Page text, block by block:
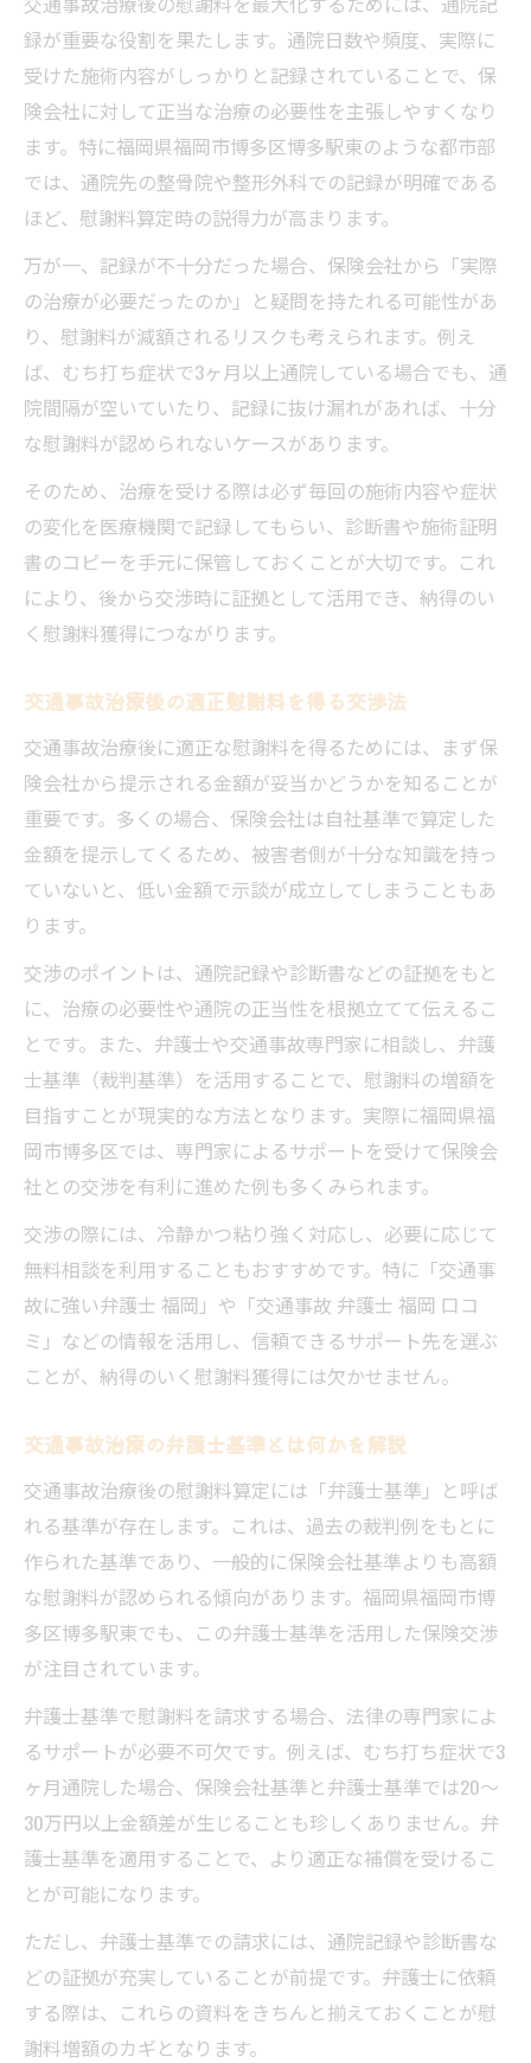
録が重要な役割を果たします。通院日数や頻度、実際に
受けた施術内容がしっかりと記録されていることで、保
険会社に対して正当な治療の必要性を主張しやすくなり
ます。特に福岡県福岡市博多区博多駅東のような都市部
では、通院先の整骨院や整形外科での記録が明確である
ほど、慰謝料算定時の説得力が高まります。
万が一、記録が不十分だった場合、保険会社から「実際
の治療が必要だったのか」と疑問を持たれる可能性があ
り、慰謝料が減額されるリスクも考えられます。例え
ば、むち打ち症状で3ヶ月以上通院している場合でも、通
院間隔が空いていたり、記録に抜け漏れがあれば、十分
な慰謝料が認められないケースがあります。
そのため、治療を受ける際は必ず毎回の施術内容や症状
の変化を医療機関で記録してもらい、診断書や施術証明
書のコピーを手元に保管しておくことが大切です。これ
により、後から交渉時に証拠として活用でき、納得のい
く慰謝料獲得につながります。
交通事故治療後の適正慰謝料を得る交渉法
交通事故治療後に適正な慰謝料を得るためには、まず保
険会社から提示される金額が妥当かどうかを知ることが
重要です。多くの場合、保険会社は自社基準で算定した
金額を提示してくるため、被害者側が十分な知識を持っ
ていないと、低い金額で示談が成立してしまうこともあ
ります。
交渉のポイントは、通院記録や診断書などの証拠をもと
に、治療の必要性や通院の正当性を根拠立てて伝えるこ
とです。また、弁護士や交通事故専門家に相談し、弁護
士基準（裁判基準）を活用することで、慰謝料の増額を
目指すことが現実的な方法となります。実際に福岡県福
岡市博多区では、専門家によるサポートを受けて保険会
社との交渉を有利に進めた例も多くみられます。
交渉の際には、冷静かつ粘り強く対応し、必要に応じて
無料相談を利用することもおすすめです。特に「交通事
故に強い弁護士 福岡」や「交通事故 弁護士 福岡 口コ
ミ」などの情報を活用し、信頼できるサポート先を選ぶ
ことが、納得のいく慰謝料獲得には欠かせません。
交通事故治療の弁護士基準とは何かを解説
交通事故治療後の慰謝料算定には「弁護士基準」と呼ば
れる基準が存在します。これは、過去の裁判例をもとに
作られた基準であり、一般的に保険会社基準よりも高額
な慰謝料が認められる傾向があります。福岡県福岡市博
多区博多駅東でも、この弁護士基準を活用した保険交渉
が注目されています。
弁護士基準で慰謝料を請求する場合、法律の専門家によ
るサポートが必要不可欠です。例えば、むち打ち症状で3
ヶ月通院した場合、保険会社基準と弁護士基準では20〜
30万円以上金額差が生じることも珍しくありません。弁
護士基準を適用することで、より適正な補償を受けるこ
とが可能になります。
ただし、弁護士基準での請求には、通院記録や診断書な
どの証拠が充実していることが前提です。弁護士に依頼
する際は、これらの資料をきちんと揃えておくことが慰
謝料増額のカギとなります。